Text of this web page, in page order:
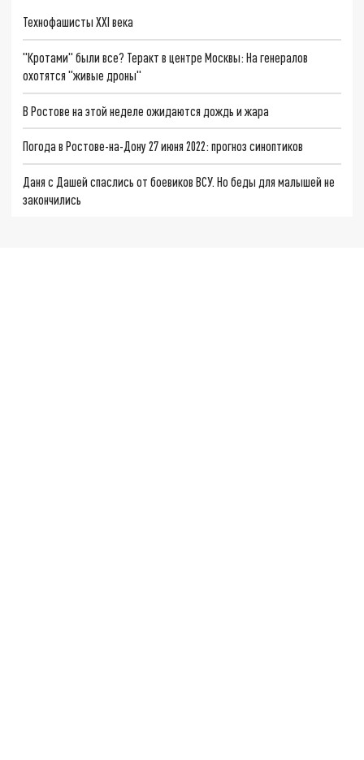
Технофашисты XXI века
"Кротами" были все? Теракт в центре Москвы: На генералов
охотятся "живые дроны"
В Ростове на этой неделе ожидаются дождь и жара
Погода в Ростове-на-Дону 27 июня 2022: прогноз синоптиков
Даня с Дашей спаслись от боевиков ВСУ. Но беды для малышей не
закончились